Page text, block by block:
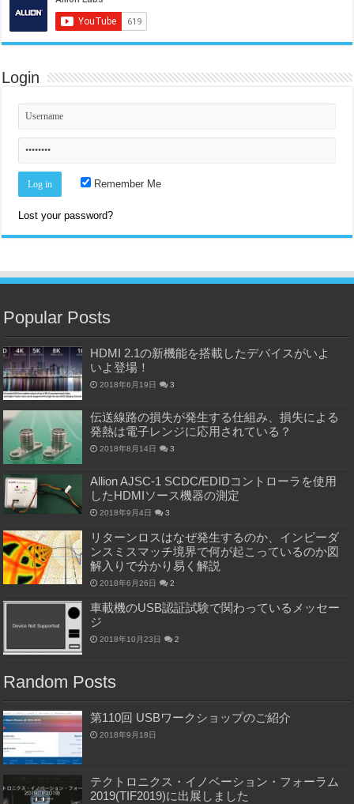
Login
Remember Me
Lost your password?
Popular Posts
HDMI 2.1の新機能を搭載したデバイスがいよ
いよ登場！
2018年6月19日 3
伝送線路の損失が発生する仕組み、損失による
発熱は電子レンジに応用されている？
2018年8月14日 3
Allion AJSC-1 SCDC/EDIDコントローラを使用
したHDMIソース機器の測定
2018年9月4日 3
リターンロスはなぜ発生するのか、インピーダ
ンスミスマッチ境界で何が起こっているのか図
解入りで分かり易く解説
2018年6月26日 2
車載機のUSB認証試験で関わっているメッセー
ジ
2018年10月23日 2
Random Posts
第110回 USBワークショップのご紹介
2018年9月18日
テクトロニクス・イノベーション・フォーラム
2019(TIF2019)に出展しました